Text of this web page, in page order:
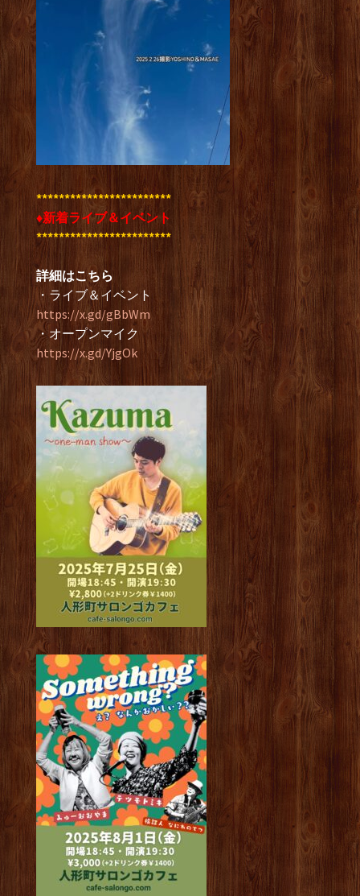
************************
♦新着ライブ＆イベント
************************
詳細はこちら
・ライブ＆イベント
https://x.gd/gBbWm
・オープンマイク
https://x.gd/YjgOk